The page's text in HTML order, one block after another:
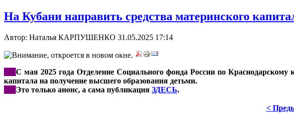
На Кубани направить средства материнского
Автор: Наталья КАРПУШЕНКО 31.05.2025 17:14
С мая 2025 года Отделение Социального фонда России по
капитала на получение высшего образования детьми.
Это только анонс, а сама публикация ЗДЕСЬ.
<